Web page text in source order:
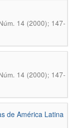
14 (2000); 147-
14 (2000); 147-
de América Latina